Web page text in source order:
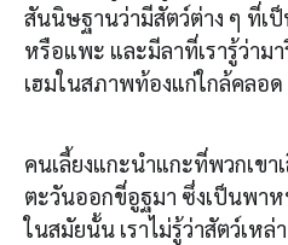
สันนิษฐานว่ามีสัตว์ต่าง ๆ ที่เ
หรือแพะ และมีลาที่เรารู้ว่าม
เฮมในสภาพท้องแก่ใกล้คลอด
คนเลี้ยงแกะนำแกะที่พวกเขา
ตะวันออกขี่อูฐมา ซึ่งเป็นพา
ในสมัยนั้น เราไม่รู้ว่าสัตว์เห